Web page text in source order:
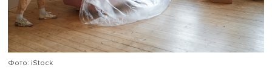
остро воспринимаемых, по данным Института
Татьяна Богомолова и Татьяна Черкашина напомнили,
возможность получения жилья в частную
появилась еще в советские годы, выкуп